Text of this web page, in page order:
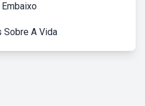
Sobre A Vida